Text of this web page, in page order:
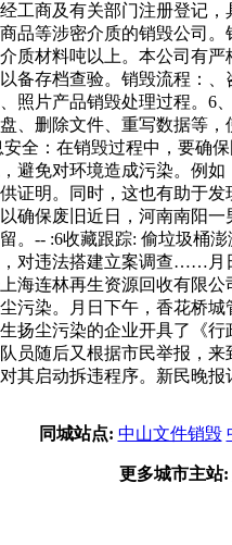
工商及有关部门注册登记
品等涉密介质的销毁公司
质材料吨以上。本公司有
备存档查验。销毁流程：
照片产品销毁处理过程。6
、删除文件、重写数据等
全：在销毁过程中，要确
避免对环境造成污染。例
证明。同时，这也有助于
确保废旧近日，河南南阳
。-- :6收藏跟踪: 偷垃圾桶
对违法搭建立案调查……月
海连林再生资源回收有限
污染。月日下午，香花桥
扬尘污染的企业开具了《
员随后又根据市民举报，
其启动拆违程序。新民晚
同城站点: 中山文件销毁
更多城市主站: